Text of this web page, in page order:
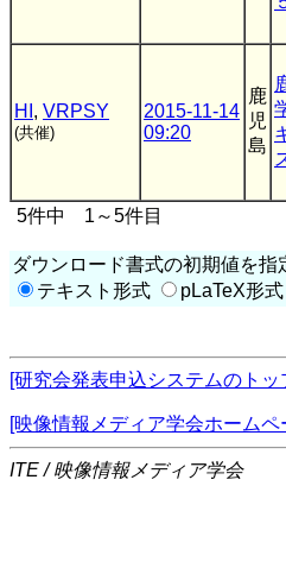
HI , VRPSY
(共催)
2015-11-14
09:20
鹿
児
島
5件中 1～5件目
ダウンロード書式の初期値を指
テキスト形式
pLaTeX形式
[研究会発表申込システムのトッ
[映像情報メディア学会ホームペ
ITE / 映像情報メディア学会